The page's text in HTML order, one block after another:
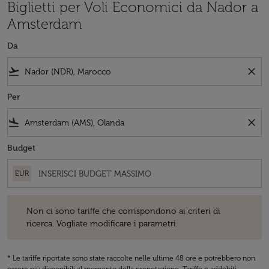
Biglietti per Voli Economici da Nador a
Amsterdam
Da
flight_takeoff close
Per
flight_land close
Budget
EUR
Non ci sono tariffe che corrispondono ai criteri di
ricerca. Vogliate modificare i parametri.
* Le tariffe riportate sono state raccolte nelle ultime 48 ore e potrebbero non